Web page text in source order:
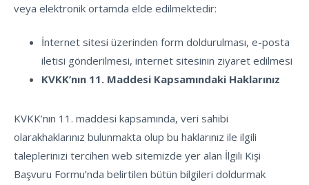
veya elektronik ortamda elde edilmektedir:
İnternet sitesi üzerinden form doldurulması, e-posta
iletisi gönderilmesi, internet sitesinin ziyaret edilmesi
KVKK’nın 11. Maddesi Kapsamındaki Haklarınız
KVKK’nın 11. maddesi kapsamında, veri sahibi
olarakhaklarınız bulunmakta olup bu haklarınız ile ilgili
taleplerinizi tercihen web sitemizde yer alan İlgili Kişi
Başvuru Formu’nda belirtilen bütün bilgileri doldurmak